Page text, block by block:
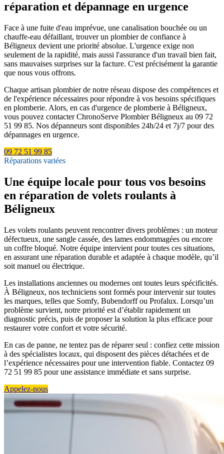
réparation et dépannage en urgence
Face à une fuite d'eau imprévue, une canalisation bouchée ou un
chauffe-eau défaillant, trouver un plombier de confiance à
Béligneux devient une priorité absolue. L'urgence exige non
seulement de la rapidité, mais aussi l'assurance d'un travail bien fait,
sans mauvaises surprises sur la facture. C'est précisément la garantie
que nous vous offrons.
Chaque artisan plombier de notre réseau dispose des compétences et
de l'expérience nécessaires pour répondre à vos besoins spécifiques
en plomberie. Alors, en cas d'urgence de plomberie à Béligneux,
vous pouvez contacter ChronoServe Plombier Béligneux au 09 72
51 99 85. Nos dépanneurs sont disponibles 24h/24 et 7j/7 pour des
dépannages en urgence.
09 72 51 99 85
Réparations variées
Une équipe locale pour tous vos besoins
en réparation de volets roulants à
Béligneux
Les volets roulants peuvent rencontrer divers problèmes : un moteur
défectueux, une sangle cassée, des lames endommagées ou encore
un coffre bloqué. Notre équipe intervient pour toutes ces situations,
en assurant une réparation durable et adaptée à chaque modèle, qu’il
soit manuel ou électrique.
Les installations anciennes ou modernes ont toutes leurs spécificités.
À Béligneux, nos techniciens sont formés pour intervenir sur toutes
les marques, telles que Somfy, Bubendorff ou Profalux. Lorsqu’un
problème survient, notre priorité est d’établir rapidement un
diagnostic précis, puis de proposer la solution la plus efficace pour
restaurer votre confort et votre sécurité.
En cas de panne, ne tentez pas de réparer seul : confiez cette mission
à des spécialistes locaux, qui disposent des pièces détachées et de
l’expérience nécessaires pour une intervention fiable. Contactez 09
72 51 99 85 pour une assistance immédiate et sans surprise.
Appelez-nous